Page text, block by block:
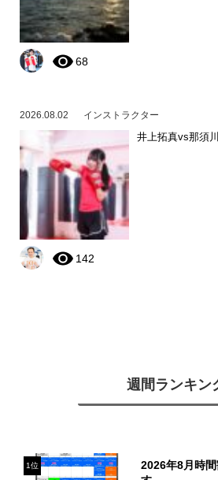
68
2026.08.02 インストラクター
井上拓真vs那須
142
週間ランキン
1位
2026年8月時